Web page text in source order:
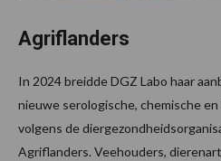
Agriflanders
In 2024 breidde DGZ Labo haar
nieuwe serologische, chemische
volgens de
Agriflanders. Veehouders,